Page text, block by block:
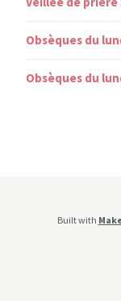
Obsèques du
Obsèques du
Built with